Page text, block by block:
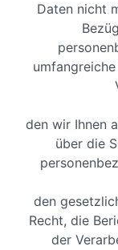
Daten nicht
den wir Ihnen
über die
den
Recht, die
der